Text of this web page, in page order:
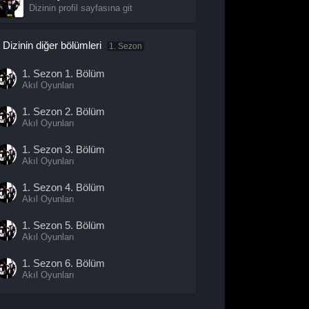
Dizinin profil sayfasına git
Dizinin diğer bölümleri 1. Sezon
1. Sezon 1. Bölüm
Akıl Oyunları
1. Sezon 2. Bölüm
Akıl Oyunları
1. Sezon 3. Bölüm
Akıl Oyunları
1. Sezon 4. Bölüm
Akıl Oyunları
1. Sezon 5. Bölüm
Akıl Oyunları
1. Sezon 6. Bölüm
Akıl Oyunları